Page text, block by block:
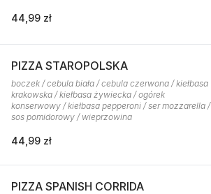
44,99 zł
PIZZA STAROPOLSKA
boczek / cebula biała / cebula czerwona / kiełbasa
krakowska / kiełbasa żywiecka / ogórek
konserwowy / kiełbasa pepperoni / ser mozzarella /
sos pomidorowy / wieprzowina
44,99 zł
PIZZA SPANISH CORRIDA